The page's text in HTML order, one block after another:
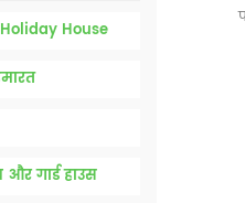
House
गार्ड हाउस